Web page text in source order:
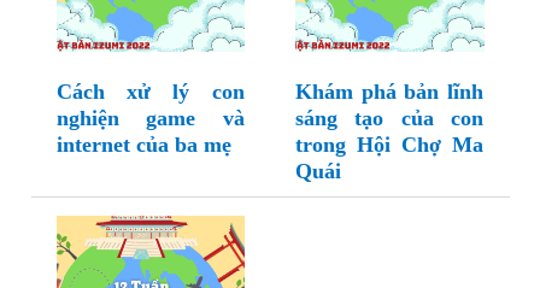
Cách xử lý con
nghiện game và
internet của ba mẹ
Khám phá bản lĩnh
sáng tạo của con
trong Hội Chợ Ma
Quái